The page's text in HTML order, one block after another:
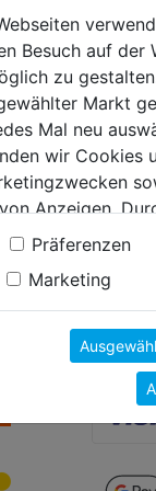
Besuch auf der
zu
Markt
Mal neu
wir Cookies
Anzeigen.
die Daten von
USA,
Cookies
Cookies zu.
alle Infos zu
Cookies, unter
du
und welche
findest du in
Präferenzen
Marketing